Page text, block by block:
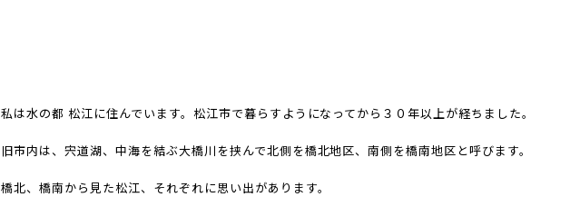
私は水の都 松江に住んでいます。松江市で暮らすようになってから３０年以上が経ちました。
旧市内は、宍道湖、中海を結ぶ大橋川を挟んで北側を橋北地区、南側を橋南地区と呼びます。
橋北、橋南から見た松江、それぞれに思い出があります。